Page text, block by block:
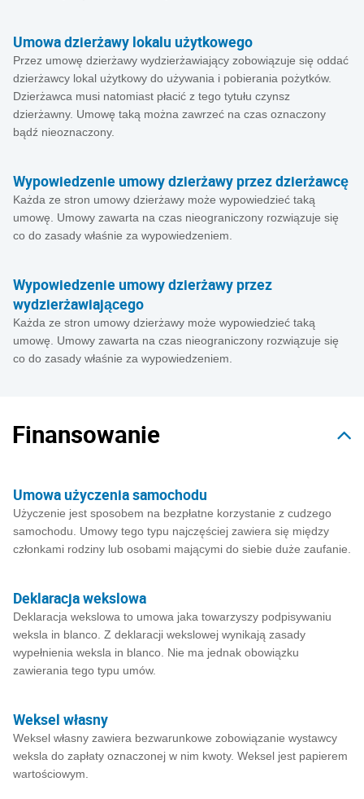
Umowa dzierżawy lokalu użytkowego
Przez umowę dzierżawy wydzierżawiający zobowiązuje się oddać
dzierżawcy lokal użytkowy do używania i pobierania pożytków.
Dzierżawca musi natomiast płacić z tego tytułu czynsz
dzierżawny. Umowę taką można zawrzeć na czas oznaczony
bądź nieoznaczony.
Wypowiedzenie umowy dzierżawy przez dzierżawcę
Każda ze stron umowy dzierżawy może wypowiedzieć taką
umowę. Umowy zawarta na czas nieograniczony rozwiązuje się
co do zasady właśnie za wypowiedzeniem.
Wypowiedzenie umowy dzierżawy przez
wydzierżawiającego
Każda ze stron umowy dzierżawy może wypowiedzieć taką
umowę. Umowy zawarta na czas nieograniczony rozwiązuje się
co do zasady właśnie za wypowiedzeniem.
Finansowanie
Umowa użyczenia samochodu
Użyczenie jest sposobem na bezpłatne korzystanie z cudzego
samochodu. Umowy tego typu najczęściej zawiera się między
członkami rodziny lub osobami mającymi do siebie duże zaufanie.
Deklaracja wekslowa
Deklaracja wekslowa to umowa jaka towarzyszy podpisywaniu
weksla in blanco. Z deklaracji wekslowej wynikają zasady
wypełnienia weksla in blanco. Nie ma jednak obowiązku
zawierania tego typu umów.
Weksel własny
Weksel własny zawiera bezwarunkowe zobowiązanie wystawcy
weksla do zapłaty oznaczonej w nim kwoty. Weksel jest papierem
wartościowym.